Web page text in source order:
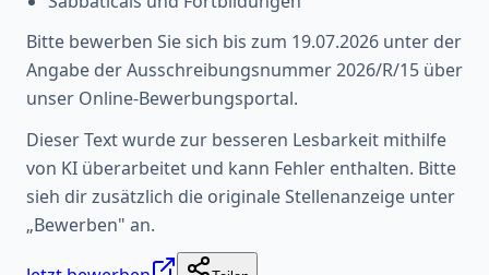
Bitte bewerben Sie sich bis zum 19.07.2026 unter der
Angabe der Ausschreibungsnummer 2026/R/15 über
unser Online-Bewerbungsportal.
Dieser Text wurde zur besseren Lesbarkeit mithilfe
von KI überarbeitet und kann Fehler enthalten. Bitte
sieh dir zusätzlich die originale Stellenanzeige unter
„Bewerben" an.